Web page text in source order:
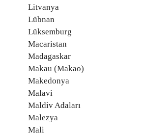
Litvanya
Lübnan
Lüksemburg
Macaristan
Madagaskar
Makau (Makao)
Makedonya
Malavi
Maldiv Adaları
Malezya
Mali